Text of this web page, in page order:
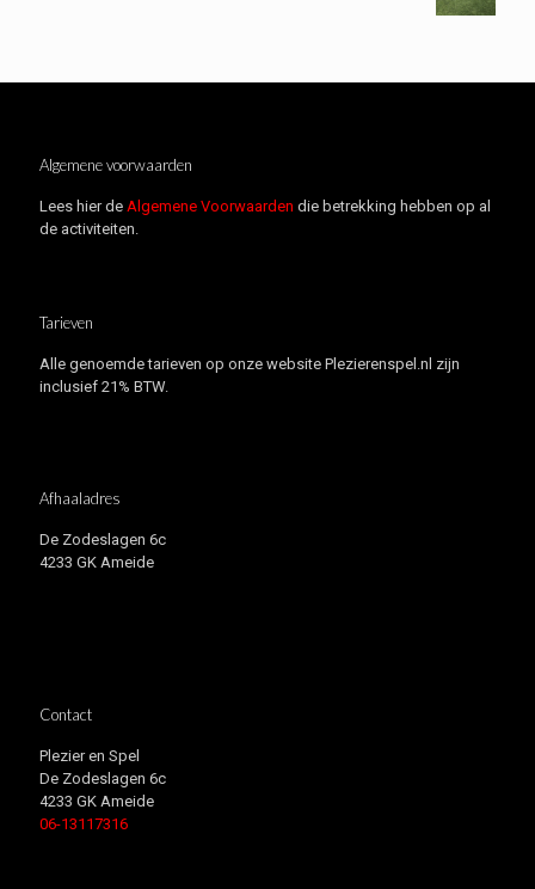
Algemene voorwaarden
Lees hier de Algemene Voorwaarden die betrekking hebben op al
de activiteiten.
Tarieven
Alle genoemde tarieven op onze website Plezierenspel.nl zijn
inclusief 21% BTW.
Afhaaladres
De Zodeslagen 6c
4233 GK Ameide
Contact
Plezier en Spel
De Zodeslagen 6c
4233 GK Ameide
06-13117316